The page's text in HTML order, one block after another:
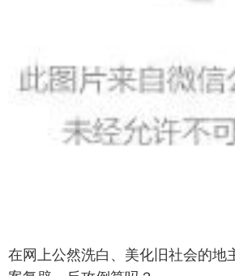
在网上公然洗白、美化旧社会的地